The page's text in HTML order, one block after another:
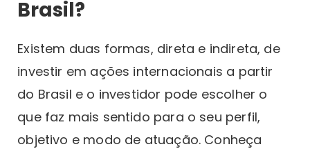
Brasil?
Existem duas formas, direta e indireta, de
investir em ações internacionais a partir
do Brasil e o investidor pode escolher o
que faz mais sentido para o seu perfil,
objetivo e modo de atuação. Conheça